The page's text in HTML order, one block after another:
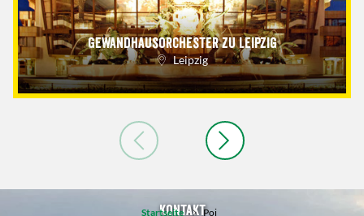
Gewandhausorchester zu Leipzig
Leipzig
Startseite
Poi
Kontakt